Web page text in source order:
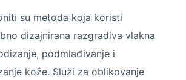
su metoda koja koristi
dizajnirana razgradiva vlakna
podmlađivanje i
kože. Služi za oblikovanje